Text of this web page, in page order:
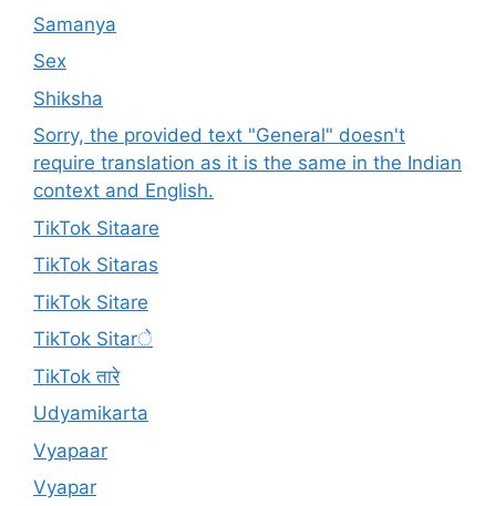
Samanya
Sex
Shiksha
Sorry, the provided text "General" doesn't
require translation as it is the same in the Indian
context and English.
TikTok Sitaare
TikTok Sitaras
TikTok Sitare
TikTok Sitarे
TikTok तारे
Udyamikarta
Vyapaar
Vyapar